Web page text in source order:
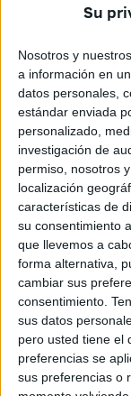
Su
Nosotros y
a información en
datos personales,
estándar enviada
personalizado,
investigación de
permiso, nosotros
localización
características de
su consentimiento
que llevemos a
forma alternativa,
cambiar sus
consentimiento.
sus datos
pero usted tiene el
preferencias se
sus preferencias o
cuando
en losbajos de
libertad.
Así lo han
mismas que han
requisitorias
Ese fue el trámite
causas
El protagonista
notificaciones
juzgados de
Cómo se